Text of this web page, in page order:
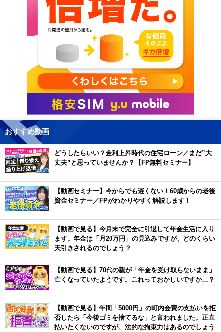
おすすめ動画
どうしたらいい？金利上昇時代の住宅ローン／まだ”大
丈夫”と思っていませんか？【FP無料セミナー】
【動画セミナー】今からでも遅くない！60歳からの老後
資金セミナー／FPがわかりやすく解説します！
【動画で見る】今月末で完全に引退して年金生活に入り
ます。年金は「月20万円」の見込みですが、どのくらい
天引きされるのでしょう？
【動画で見る】70代の親が「年金を受け取らないまま」
亡くなっていたようです。これっておかしいですか…？
【動画で見る】年間「5000円」の町内会費の支払いを拒
否したら「今後ゴミを捨てるな」と言われました。正直
払いたくないのですが、法的な拘束力はあるのでしょう